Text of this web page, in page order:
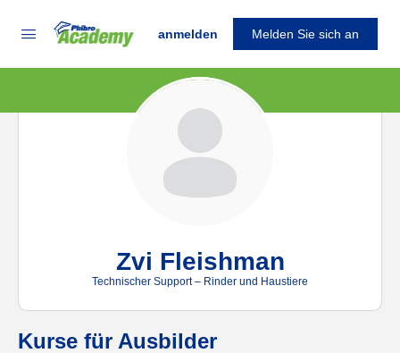
anmelden Melden Sie sich an
Zvi Fleishman
Technischer Support – Rinder und Haustiere
Kurse für Ausbilder